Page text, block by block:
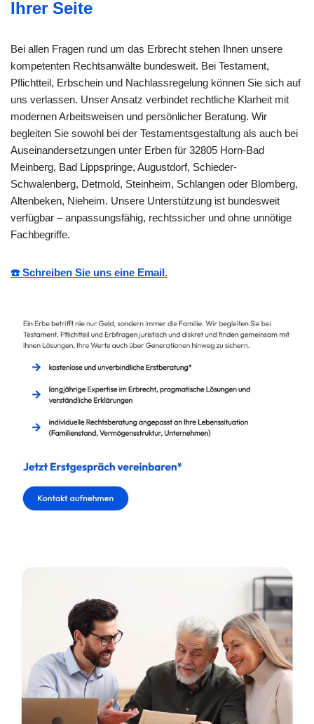
Ihrer Seite
Bei allen Fragen rund um das Erbrecht stehen Ihnen unsere
kompetenten Rechtsanwälte bundesweit. Bei Testament,
Pflichtteil, Erbschein und Nachlassregelung können Sie sich auf
uns verlassen. Unser Ansatz verbindet rechtliche Klarheit mit
modernen Arbeitsweisen und persönlicher Beratung. Wir
begleiten Sie sowohl bei der Testamentsgestaltung als auch bei
Auseinandersetzungen unter Erben für 32805 Horn-Bad
Meinberg, Bad Lippspringe, Augustdorf, Schieder-
Schwalenberg, Detmold, Steinheim, Schlangen oder Blomberg,
Altenbeken, Nieheim. Unsere Unterstützung ist bundesweit
verfügbar – anpassungsfähig, rechtssicher und ohne unnötige
Fachbegriffe.
☎️ Schreiben Sie uns eine Email.